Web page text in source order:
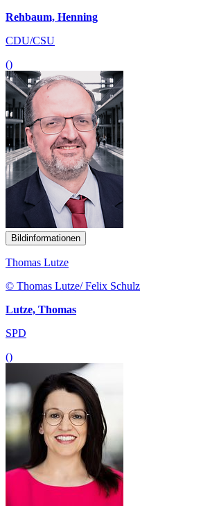
Rehbaum, Henning
CDU/CSU
()
Bildinformationen
Thomas Lutze
© Thomas Lutze/ Felix Schulz
Lutze, Thomas
SPD
()